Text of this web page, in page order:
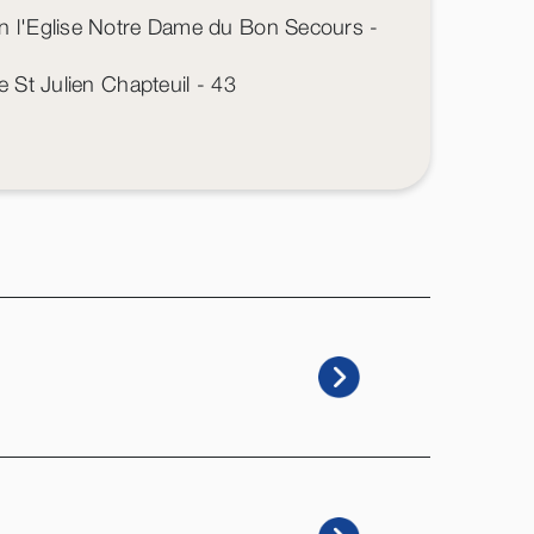
l'Eglise Notre Dame du Bon Secours -
St Julien Chapteuil - 43